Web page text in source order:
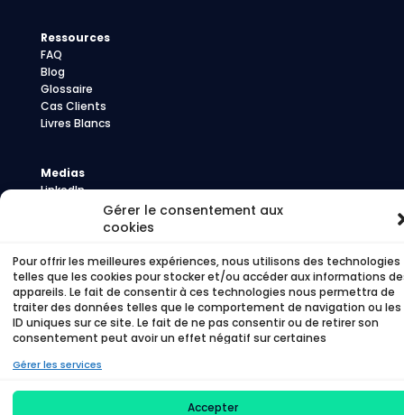
Gérer le consentement aux
cookies
Pour offrir les meilleures expériences, nous utilisons des technologies
telles que les cookies pour stocker et/ou accéder aux informations
appareils. Le fait de consentir à ces technologies nous permettra de
traiter des données telles que le comportement de navigation ou les
ID uniques sur ce site. Le fait de ne pas consentir ou de retirer son
consentement peut avoir un effet négatif sur certaines
Gérer les services
Accepter
Ressources
FAQ
Blog
Glossaire
Cas Clients
Livres Blancs
Medias
LinkedIn
©Time To Beem – 2026 – Politique de
confidentialité–Politique de cookies